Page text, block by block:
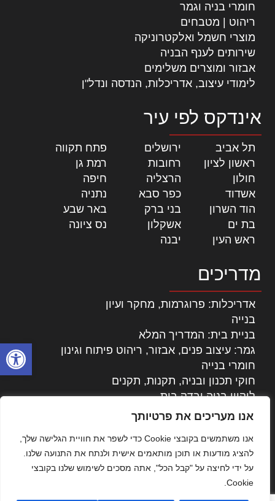
פתח
אנו מעריכים את פרטיותך
אנו משתמשים בקובצי Cookie כדי לשפר את חוויית הגלישה שלך,
להציג מודעות או תוכן מותאמים אישית ולנתח את התנועה שלנו.
על ידי לחיצה על "קבל הכל", אתה מסכים לשימוש שלנו בקובצי
Cookie.
חומרי בניה וגמר
ריהוט | מטבחים
מוצרי חשמל ואלקטרוניקה
שירותים לענף הבניה
אבזור ומוצרים משלימים
לימודי עיצוב, אדריכלות, הנדסה ונדל"ן
אינדקס לפי עיר
תל אביב ירושלים פתח תקווה
ראשון לציון
רחובות רמת גן
חולון
הרצליה חיפה
אשדוד
כפר סבא נתניה
הוד השרון
בני ברק באר שבע
בת ים
אשקלון נס ציונה
ראש העין
יבנה
מדריכים
אדריכלות: פרוגרמות, מחקר ועיון
בנייה
בניית בית: המדריך המלא
גמר: עיצוב פנים, אבזור, ריהוט פיתוח וגינון
חומרי בנייה
חוקי תכנון ובניה, תקנות, תקנים
ליקויי בניה ובדק בית
נדל"ן: זכויות, אגרות ועסקאות
עקרונות ניהול אחזקה מתקדמות
צילום אדריכלי
שיווק נדלן
שיטות בניה: מפרטים והמלצות